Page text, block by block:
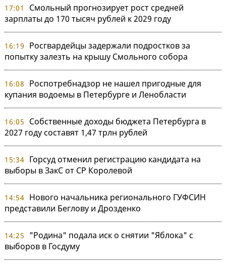
17:01
Смольный прогнозирует рост средней
зарплаты до 170 тысяч рублей к 2029 году
16:19
Росгвардейцы задержали подростков за
попытку залезть на крышу Смольного собора
16:08
Роспотребнадзор не нашел пригодные для
купания водоемы в Петербурге и Ленобласти
16:05
Собственные доходы бюджета Петербурга в
2027 году составят 1,47 трлн рублей
15:34 Горсуд отменил регистрацию кандидата на
выборы в ЗакС от СР Королевой
14:54 Нового начальника регионального ГУФСИН
представили Беглову и Дрозденко
14:25
"Родина" подала иск о снятии "Яблока" с
выборов в Госдуму